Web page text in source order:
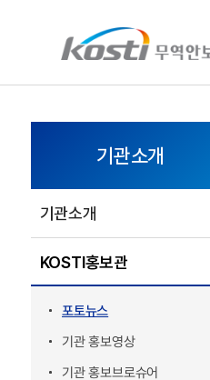
KOSTI 메인
기관소개
기관소개
KOSTI홍보관
포토뉴스
기관 홍보영상
기관 홍보브로슈어